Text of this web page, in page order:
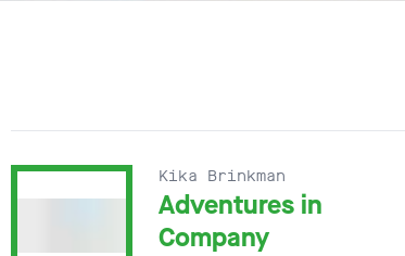
Kika Brinkman
Adventures in
Company